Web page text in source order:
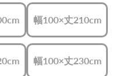
幅100×丈210cm
幅100×丈230cm